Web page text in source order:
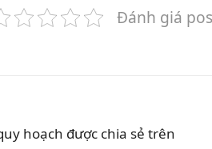
Đánh giá
hoạch được chia sẻ trên